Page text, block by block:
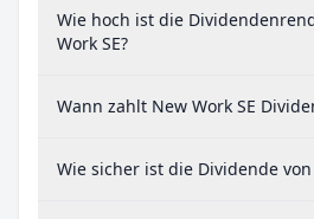
Wie hoch ist die
Work SE?
Wann zahlt New Work SE
Wie sicher ist die Dividende von